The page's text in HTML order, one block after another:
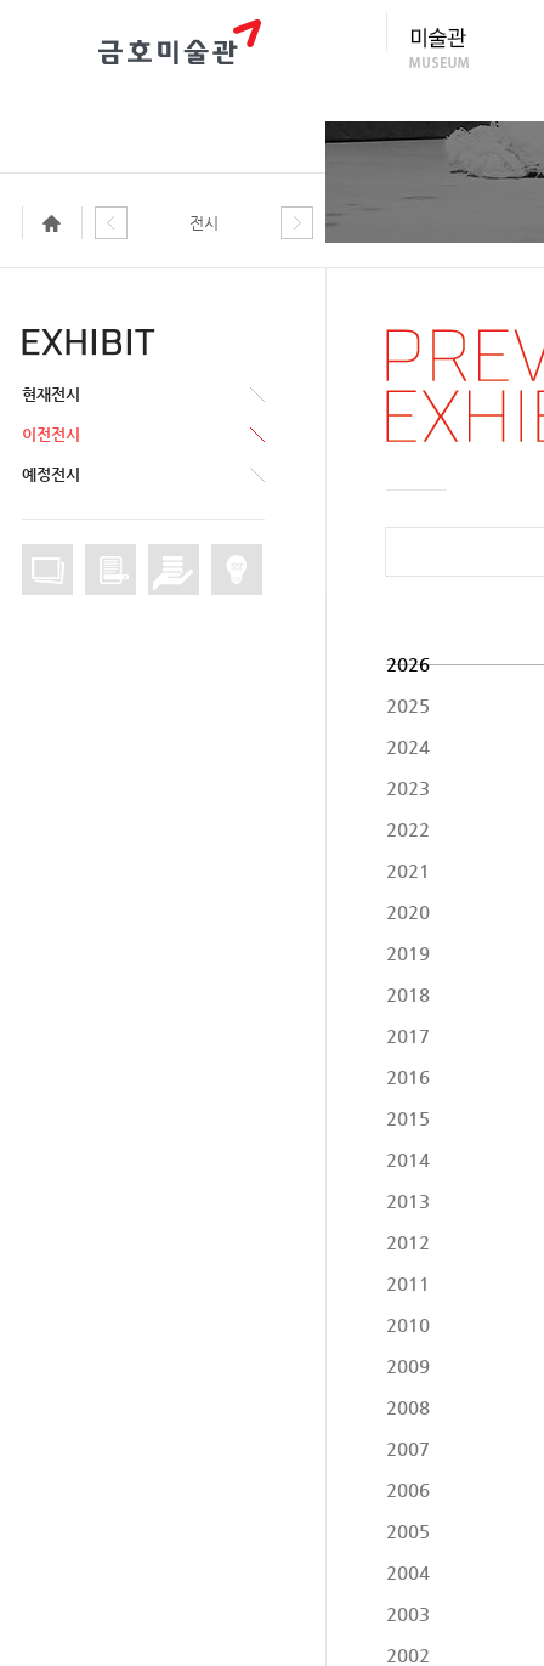
전시
현재전시
이전전시
예정전시
2026
2025
2024
2023
2022
2021
2020
2019
2018
2017
2016
2015
2014
2013
2012
2011
2010
2009
2008
2007
2006
2005
2004
2003
2002